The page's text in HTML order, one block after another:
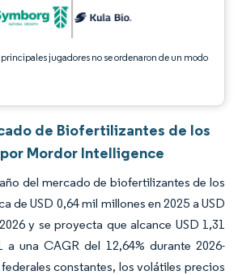
jugadores no se ordenaron de un modo
de Biofertilizantes de los
Mordor Intelligence
del mercado de biofertilizantes de los
de USD 0,64 mil millones en 2025 a USD
y se proyecta que alcance USD 1,31
a una CAGR del 12,64% durante 2026-
constantes, los volátiles precios